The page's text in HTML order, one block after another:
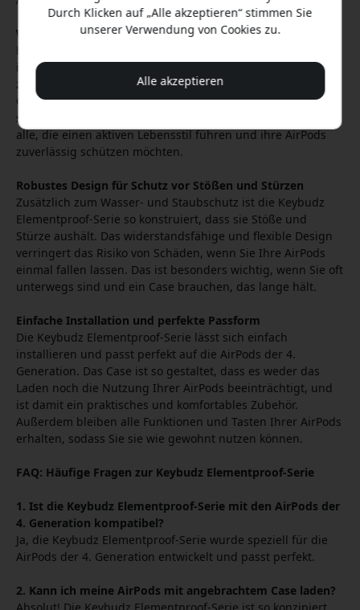
Wasser- und Staubschutz: Der Schutz, den Sie brauchen
Einer der größten Vorteile der Keybudz Elementproof-Serie
ist ihr Schutz vor Wasser und Staub. Mit einem IPX5-
zertifizierten Schutz können Sie sicher sein, dass Ihre
Ohrhörer Regen, Schweiß oder anderen Flüssigkeiten
standhalten. Das macht Keybudz zur perfekten Wahl für
alle, die einen aktiven Lebensstil führen und ihre AirPods
zuverlässig schützen möchten.
Robustes Design für Schutz vor Stößen und Stürzen
Zusätzlich zum Wasser- und Staubschutz ist die Keybudz
Elementproof-Serie so konstruiert, dass sie Stöße und
Stürze aushält. Das widerstandsfähige und flexible Design
verringert das Risiko von Schäden, wenn Sie Ihre AirPods
einmal fallen lassen. Das ist besonders wichtig, wenn Sie oft
unterwegs sind und ein Case brauchen, das lange hält.
Einfache Installation und perfekte Passform
Die Keybudz Elementproof-Serie lässt sich einfach
installieren und passt perfekt auf die AirPods der 4.
Generation. Das Case ist so gestaltet, dass es weder das
Laden noch die Nutzung Ihrer AirPods beeinträchtigt, und
ist damit ein praktisches und komfortables Zubehör.
Außerdem bleiben alle Funktionen und Tasten Ihrer AirPods
erhalten, sodass Sie sie wie gewohnt nutzen können.
FAQ: Häufige Fragen zur Keybudz Elementproof-Serie
1. Ist die Keybudz Elementproof-Serie mit den AirPods der
4. Generation kompatibel?
Ja, die Keybudz Elementproof-Serie wurde speziell für die
AirPods der 4. Generation entwickelt und passt perfekt.
2. Kann ich meine AirPods mit angebrachtem Case laden?
Absolut! Die Keybudz Elementproof-Serie ist so konzipiert,
Durch Klicken auf „Alle akzeptieren“ stimmen Sie
unserer Verwendung von Cookies zu.
Alle akzeptieren